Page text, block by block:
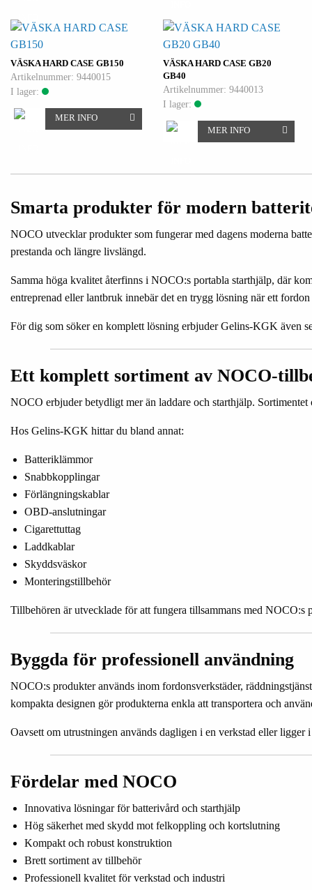
VÄSKA HARD CASE GB150
Artikelnummer: 9440015
I lager:
MER INFO
VÄSKA HARD CASE GB20
GB40
Artikelnummer: 9440013
I lager:
MER INFO
Smarta produkter för modern
NOCO utvecklar produkter som fungerar med dagens moderna
prestanda och längre livslängd.
Samma höga kvalitet återfinns i NOCO:s portabla starthjälp, där
entreprenad eller lantbruk innebär det en trygg lösning när ett
För dig som söker en komplett lösning erbjuder Gelins-KGK även
Ett komplett sortiment av NOCO-
NOCO erbjuder betydligt mer än laddare och starthjälp.
Hos Gelins-KGK hittar du bland annat:
Batteriklämmor
Snabbkopplingar
Förlängningskablar
OBD-anslutningar
Cigarettuttag
Laddkablar
Skyddsväskor
Monteringstillbehör
Tillbehören är utvecklade för att fungera tillsammans med
Byggda för professionell användning
NOCO:s produkter används inom fordonsverkstäder,
kompakta designen gör produkterna enkla att transportera och
Oavsett om utrustningen används dagligen i en verkstad eller
Fördelar med NOCO
Innovativa lösningar för batterivård och starthjälp
Hög säkerhet med skydd mot felkoppling och kortslutning
Kompakt och robust konstruktion
Brett sortiment av tillbehör
Professionell kvalitet för verkstad och industri